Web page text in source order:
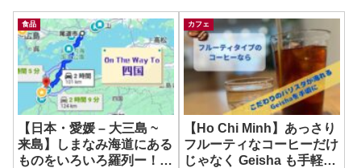
食品
【日本・愛媛 – 大三島 ~
来島】しまなみ海道にある
ものをいろいろ羅列ー！ ~
カフェ
【Ho Chi Minh】あっさり
フルーティなコーヒーだけ
じゃなく Geisha も手軽に